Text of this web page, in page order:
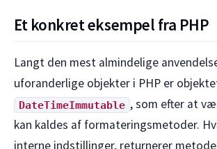
Et konkret eksempel fra PHP
Langt den mest almindelige
uforanderlige objekter i PHP er
DateTimeImmutable , som efter at
kan kaldes af formateringsmetoder.
interne indstillinger, returnerer